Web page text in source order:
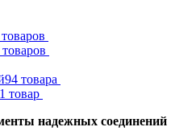
94 товара
1 товар
надежных соединений